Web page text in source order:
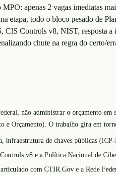
apenas 2 vagas imediatas
etapa, todo o bloco pesado
Controls v8, NIST, resposta
chute na regra do certo/
não administrar o orçamento
e Orçamento). O trabalho gira em
infraestrutura de chaves públicas
v8 e a Política Nacional de
com CTIR.Gov e a Rede